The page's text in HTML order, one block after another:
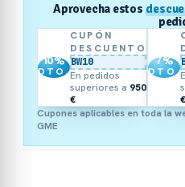
Aprovecha estos
10%
DTO.
CUPÓN
DESCUENTO
BW10
En pedidos
superiores a 950
€
7%
DTO.
€
Cupones aplicables en toda la
GME